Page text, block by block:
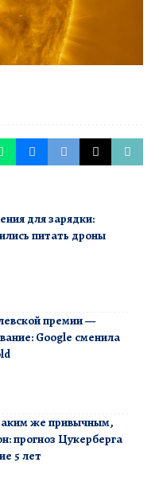
для зарядки:
питать дроны
премии —
Google сменила
же привычным,
прогноз Цукерберга
5 лет